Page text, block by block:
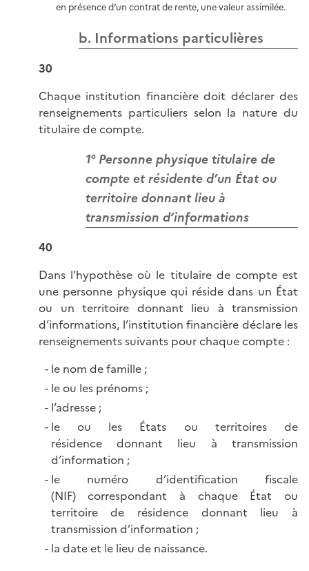
en présence d’un contrat de rente, une valeur assimilée.
b. Informations particulières
30
Chaque institution financière doit déclarer des
renseignements particuliers selon la nature du
titulaire de compte.
1° Personne physique titulaire de
compte et résidente d’un État ou
territoire donnant lieu à
transmission d’informations
40
Dans l’hypothèse où le titulaire de compte est
une personne physique qui réside dans un État
ou un territoire donnant lieu à transmission
d’informations, l’institution financière déclare les
renseignements suivants pour chaque compte :
le nom de famille ;
le ou les prénoms ;
l’adresse ;
le ou les États ou territoires de
résidence donnant lieu à transmission
d’information ;
le numéro d’identification fiscale
(NIF) correspondant à chaque État ou
territoire de résidence donnant lieu à
transmission d’information ;
la date et le lieu de naissance.